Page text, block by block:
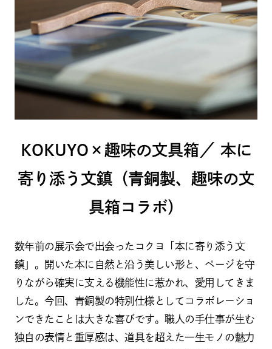
KOKUYO×趣味の文具箱／ 本に
寄り添う文鎮（青銅製、趣味の文
具箱コラボ）
数年前の展示会で出会ったコクヨ「本に寄り添う文
鎮」。開いた本に自然と沿う美しい形と、ページを守
りながら確実に支える機能性に惹かれ、愛用してきま
した。今回、青銅製の特別仕様としてコラボレーショ
ンできたことは大きな喜びです。職人の手仕事が生む
独自の表情と重厚感は、道具を超えた一生モノの魅力